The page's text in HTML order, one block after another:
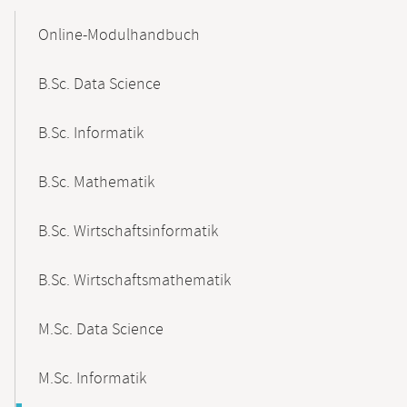
NavigationOnline-Modulhandbuch
B.Sc. Data Science
B.Sc. Informatik
B.Sc. Mathematik
B.Sc. Wirtschaftsinformatik
B.Sc. Wirtschaftsmathematik
M.Sc. Data Science
M.Sc. Informatik